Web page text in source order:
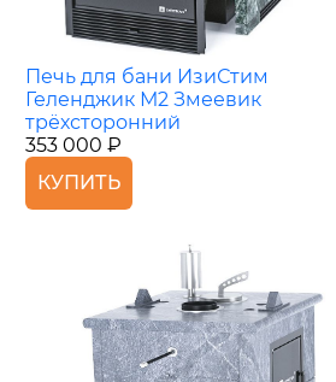
Печь для бани ИзиСтим
Геленджик М2 Змеевик
трёхсторонний
353 000 ₽
КУПИТЬ